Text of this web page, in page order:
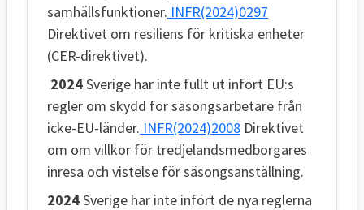
samhällsfunktioner. INFR(2024)0297
Direktivet om resiliens för kritiska enheter
(CER-direktivet).
2024Sverige har inte fullt ut infört EU:s
regler om skydd för säsongsarbetare från
icke-EU-länder. INFR(2024)2008 Direktivet
om om villkor för tredjelandsmedborgares
inresa och vistelse för säsongsanställning.
2024Sverige har inte infört de nya reglerna